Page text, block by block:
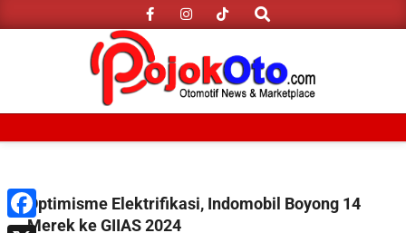
to
Search
MenuOptimisme Elektrifikasi, Indomobil Boyong 14
Merek ke GIIAS 2024